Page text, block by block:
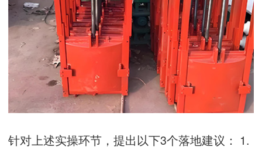
针对上述实操环节，提出以下3个落地建议： 1.